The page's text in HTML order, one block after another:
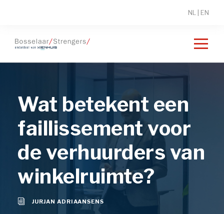
NL EN
Wat betekent een
faillissement voor
de verhuurders van
winkelruimte?
JURJAN ADRIAANSENS